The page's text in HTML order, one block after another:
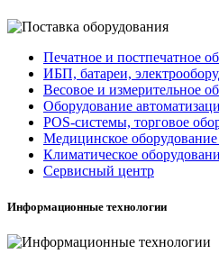
Печатное и постпечатное
ИБП, батареи,
Весовое и измерительное
Оборудование
POS-системы, торговое
Медицинское
Климатическое
Сервисный центр
Информационные технологии